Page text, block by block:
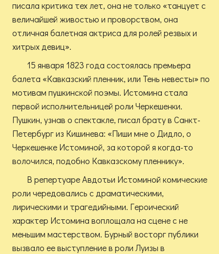
писала критика тех лет, она не только «танцует с
величайшей живостью и проворством, она
отличная балетная актриса для ролей резвых и
хитрых девиц».
15 января 1823 года состоялась премьера
балета «Кавказский пленник, или Тень невесты» по
мотивам пушкинской поэмы. Истомина стала
первой исполнительницей роли Черкешенки.
Пушкин, узнав о спектакле, писал брату в Санкт-
Петербург из Кишинева: «Пиши мне о Дидло, о
Черкешенке Истоминой, за которой я когда-то
волочился, подобно Кавказскому пленнику».
В репертуаре Авдотьи Истоминой комические
роли чередовались с драматическими,
лирическими и трагедийными. Героический
характер Истомина воплощала на сцене с не
меньшим мастерством. Бурный восторг публики
вызвало ее выступление в роли Луизы в